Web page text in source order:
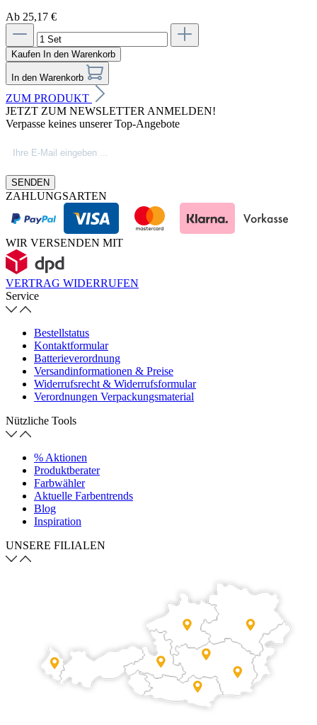
Ab 25,17 €
Kaufen In den Warenkorb
In den Warenkorb
ZUM PRODUKT
JETZT ZUM NEWSLETTER ANMELDEN!
Verpasse keines unserer Top-Angebote
SENDEN
ZAHLUNGSARTEN
WIR VERSENDEN MIT
VERTRAG WIDERRUFEN
Service
Bestellstatus
Kontaktformular
Batterieverordnung
Versandinformationen & Preise
Widerrufsrecht & Widerrufsformular
Verordnungen Verpackungsmaterial
Nützliche Tools
% Aktionen
Produktberater
Farbwähler
Aktuelle Farbentrends
Blog
Inspiration
UNSERE FILIALEN